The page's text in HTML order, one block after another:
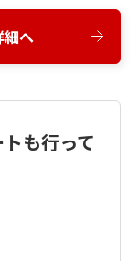
細へ
も行って